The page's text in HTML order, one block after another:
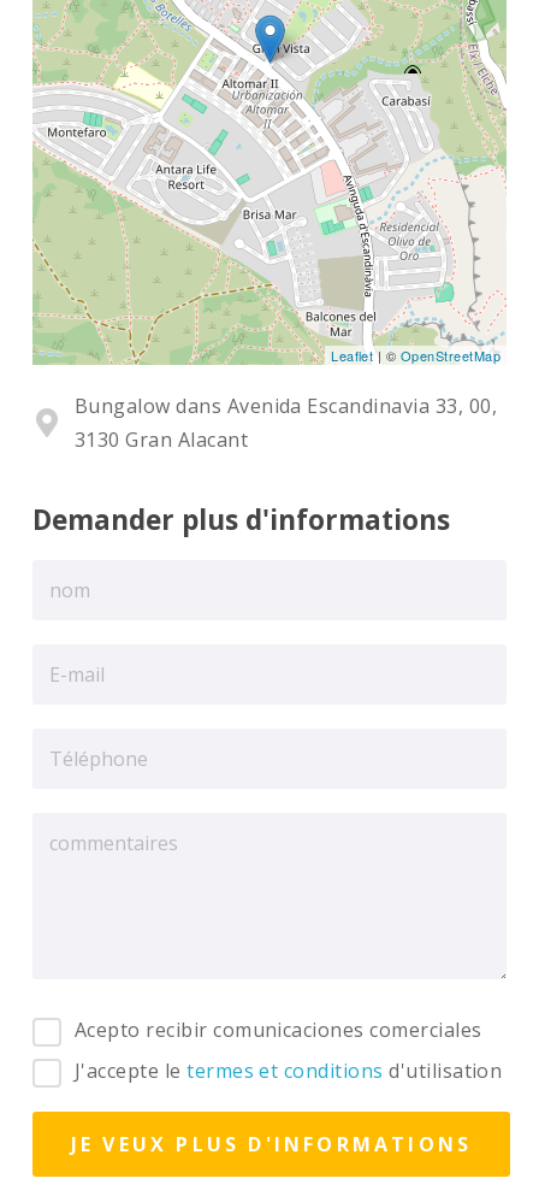
Leaflet| © OpenStreetMap
Bungalow dans Avenida Escandinavia 33, 00,
3130 Gran Alacant
Demander plus d'informations
Acepto recibir comunicaciones comerciales
J'accepte letermes et conditions d'utilisation